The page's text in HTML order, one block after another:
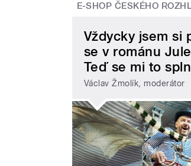
E-SHOP ČESKÉHO
Vždycky jsem si
se v románu
Teď se mi to
Václav Žmolík, moderátor